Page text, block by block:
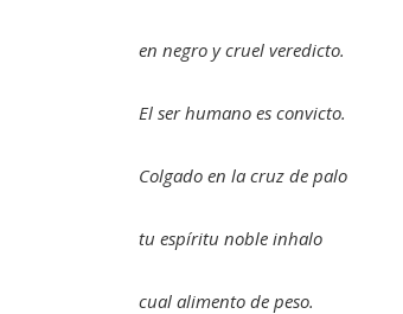
en negro y cruel veredicto.
El ser humano es convicto.
Colgado en la cruz de palo
tu espíritu noble inhalo
cual alimento de peso.